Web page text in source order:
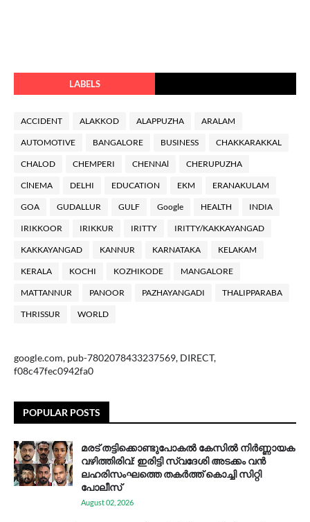
LABELS
ACCIDENT ALAKKOD ALAPPUZHA ARALAM
AUTOMOTIVE BANGALORE BUSINESS CHAKKARAKKAL
CHALOD CHEMPERI CHENNAl CHERUPUZHA
ClNEMA DELHI EDUCATION EKM ERANAKULAM
GOA GUDALLUR GULF Google HEALTH INDIA
IRIKKOOR IRIKKUR IRITTY IRITTY/KAKKAYANGAD
KAKKAYANGAD KANNUR KARNATAKA KELAKAM
KERALA KOCHI KOZHIKODE MANGALORE
MATTANNUR PANOOR PAZHAYANGADI THALIPPARABA
THRISSUR WORLD
google.com, pub-7802078433237569, DIRECT,
f08c47fec0942fa0
POPULAR POSTS
മരട് തട്ടിക്കൊണ്ടുപോകൽ കേസിൽ നിർണ്ണായക
വഴിത്തിരിവ്: ഇരിട്ടി സ്വദേശി അടക്കം വൻ
ലഹരിസംഘത്തെ തകർത്ത് കൊച്ചി സിറ്റി
പോലീസ്
August 02, 2026